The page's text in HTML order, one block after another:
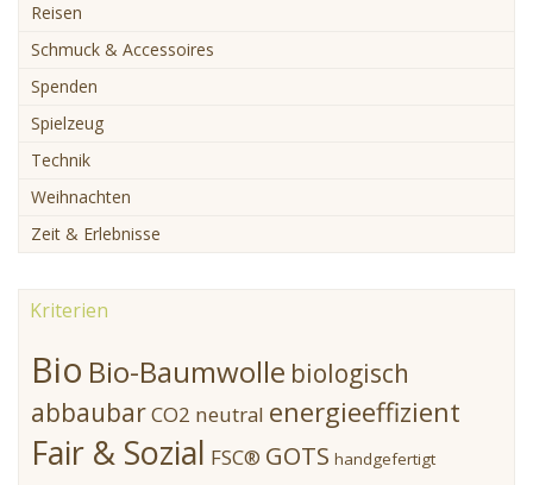
Reisen
Schmuck & Accessoires
Spenden
Spielzeug
Technik
Weihnachten
Zeit & Erlebnisse
Kriterien
Bio Bio-Baumwolle biologisch
abbaubarCO2 neutral energieeffizient
Fair & Sozial FSC® GOTS handgefertigt